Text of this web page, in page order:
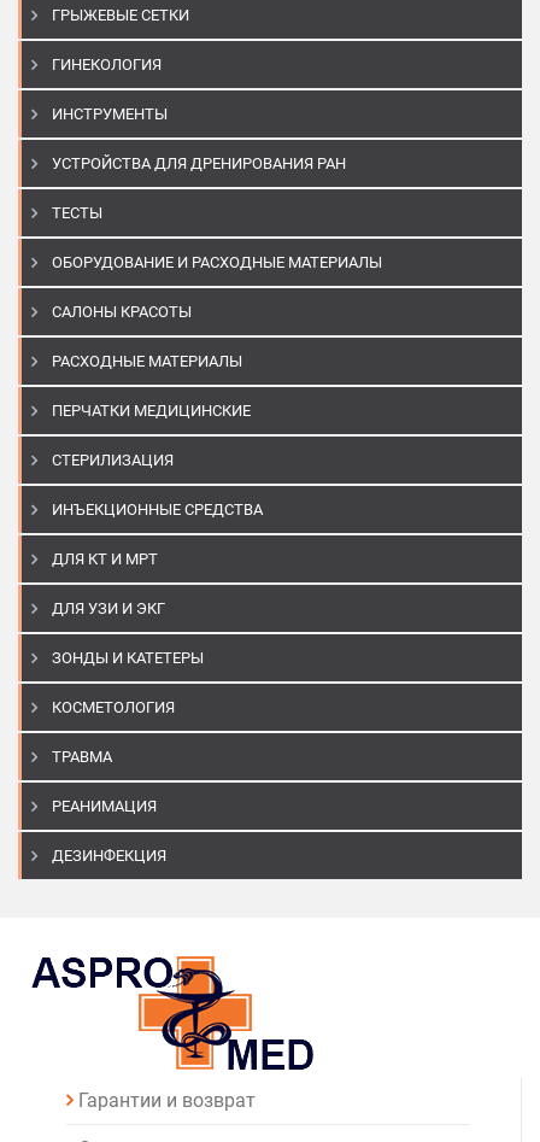
ГРЫЖЕВЫЕ СЕТКИ
ГИНЕКОЛОГИЯ
ИНСТРУМЕНТЫ
УСТРОЙСТВА ДЛЯ ДРЕНИРОВАНИЯ РАН
ТЕСТЫ
ОБОРУДОВАНИЕ И РАСХОДНЫЕ МАТЕРИАЛЫ
САЛОНЫ КРАСОТЫ
РАСХОДНЫЕ МАТЕРИАЛЫ
ПЕРЧАТКИ МЕДИЦИНСКИЕ
СТЕРИЛИЗАЦИЯ
ИНЪЕКЦИОННЫЕ СРЕДСТВА
ДЛЯ КТ И МРТ
ДЛЯ УЗИ И ЭКГ
ЗОНДЫ И КАТЕТЕРЫ
КОСМЕТОЛОГИЯ
ТРАВМА
РЕАНИМАЦИЯ
ДЕЗИНФЕКЦИЯ
Гарантии и возврат